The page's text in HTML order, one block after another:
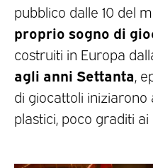
pubblico dalle 10 del
proprio sogno di
costruiti in Europa
agli anni Settanta ,
di giocattoli
plastici, poco graditi ai